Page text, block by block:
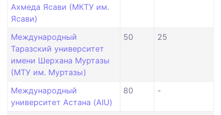
Ахмеда Ясави (МКТУ им.
Ясави)
Международный
Таразский университет
имени Шерхана Муртазы
(МТУ им. Муртазы)
50 25
Международный
университет Астана (AIU)
80 -